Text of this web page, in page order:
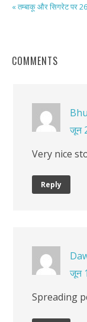
« तम्बाकू और सिगरेट पर
COMMENTS
जून
Very nice
Reply
जून
Spreading